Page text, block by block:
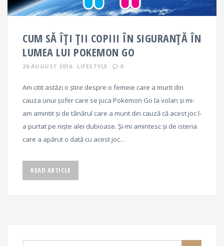
CUM SĂ ÎȚI ȚII COPIII ÎN SIGURANȚĂ ÎN
LUMEA LUI POKEMON GO
26 AUGUST 2016 LIFESTYLE 0
Am citit astăzi o știre despre o femeie care a murit din
cauza unui șofer care se juca Pokemon Go la volan și mi-
am amintit și de tânărul care a murit din cauză că acest joc l-
a purtat pe niște alei dubioase. Și-mi amintesc și de isteria
care a apărut o dată cu acest joc…
READ ARTICLE